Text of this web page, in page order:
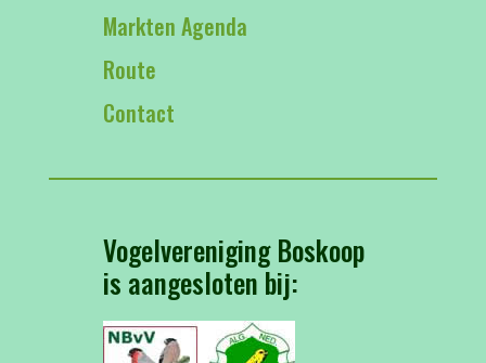
Markten Agenda
Route
Contact
Vogelvereniging Boskoop
is aangesloten bij: